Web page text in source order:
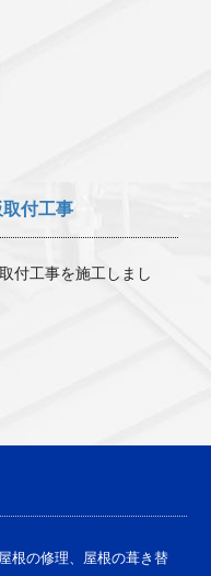
付工事
付工事を施工しまし
根の修理、屋根の葺き替